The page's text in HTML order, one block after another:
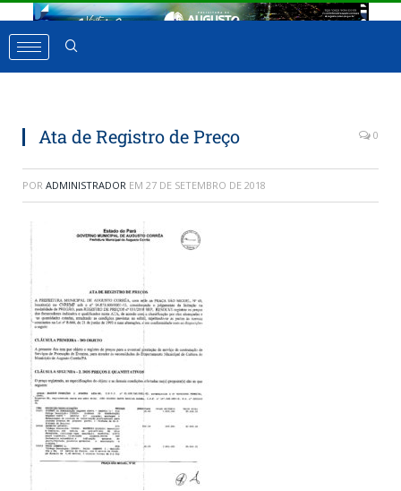
Ata de Registro de Preço 0
POR ADMINISTRADOR EM 27 DE SETEMBRO DE 2018